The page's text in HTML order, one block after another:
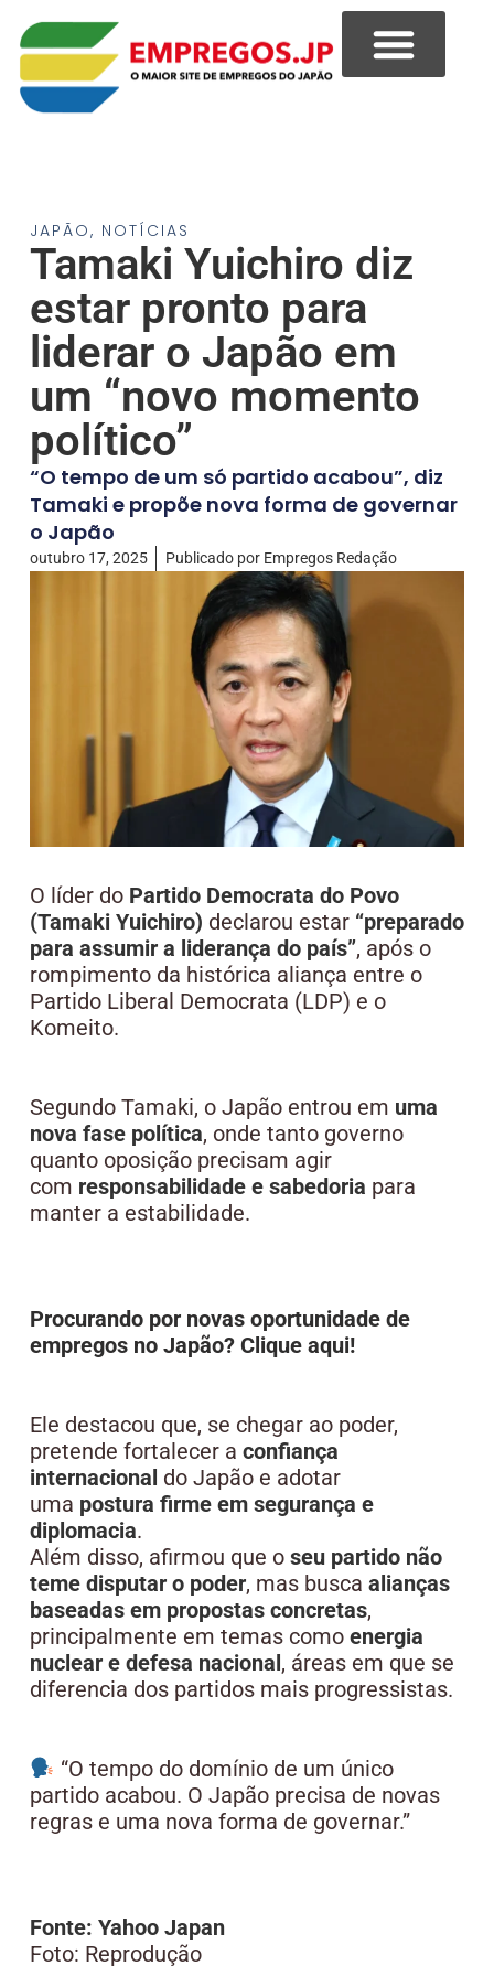
JAPÃO, NOTÍCIAS
Tamaki Yuichiro diz
estar pronto para
liderar o Japão em
um “novo momento
político”
“O tempo de um só partido acabou”, diz
Tamaki e propõe nova forma de governar
o Japão
outubro 17, 2025 Publicado porEmpregos Redação
O líder do Partido Democrata do Povo
(Tamaki Yuichiro) declarou estar “preparado
para assumir a liderança do país”, após o
rompimento da histórica aliança entre o
Partido Liberal Democrata (LDP) e o
Komeito.
Segundo Tamaki, o Japão entrou em uma
nova fase política, onde tanto governo
quanto oposição precisam agir
com responsabilidade e sabedoria para
manter a estabilidade.
Procurando por novas oportunidade de
empregos no Japão? Clique aqui!
Ele destacou que, se chegar ao poder,
pretende fortalecer a confiança
internacional do Japão e adotar
uma postura firme em segurança e
diplomacia.
Além disso, afirmou que o seu partido não
teme disputar o poder, mas busca alianças
baseadas em propostas concretas,
principalmente em temas como energia
nuclear e defesa nacional, áreas em que se
diferencia dos partidos mais progressistas.
“O tempo do domínio de um único
partido acabou. O Japão precisa de novas
regras e uma nova forma de governar.”
Fonte: Yahoo Japan
Foto: Reprodução